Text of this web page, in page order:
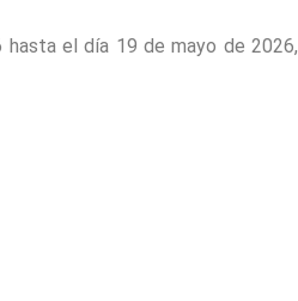
el día 19 de mayo de 2026,